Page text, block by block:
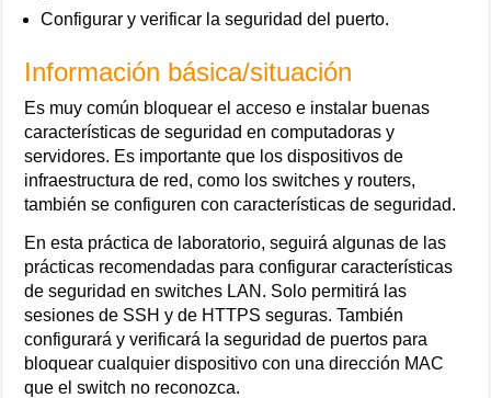
Configurar y verificar la seguridad del puerto.
Información básica/situación
Es muy común bloquear el acceso e instalar buenas
características de seguridad en computadoras y
servidores. Es importante que los dispositivos de
infraestructura de red, como los switches y routers,
también se configuren con características de seguridad.
En esta práctica de laboratorio, seguirá algunas de las
prácticas recomendadas para configurar características
de seguridad en switches LAN. Solo permitirá las
sesiones de SSH y de HTTPS seguras. También
configurará y verificará la seguridad de puertos para
bloquear cualquier dispositivo con una dirección MAC
que el switch no reconozca.